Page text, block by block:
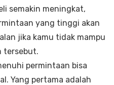
semakin meningkat,
yang tinggi akan
jika kamu tidak mampu
tersebut.
permintaan bisa
Yang pertama adalah